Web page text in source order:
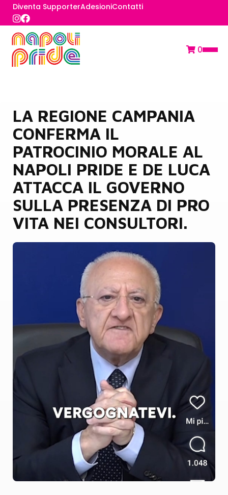
Diventa SupporterAdesioniContatti
0
LA REGIONE CAMPANIA
CONFERMA IL
PATROCINIO MORALE AL
NAPOLI PRIDE E DE LUCA
ATTACCA IL GOVERNO
SULLA PRESENZA DI PRO
VITA NEI CONSULTORI.